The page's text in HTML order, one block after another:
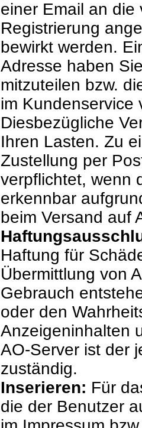
einer Email an
Registrierung
bewirkt werden.
Adresse haben
mitzuteilen bzw.
im Kundenservice
Diesbezügliche
Ihren Lasten. Zu
Zustellung per
verpflichtet, wenn
erkennbar
beim Versand auf
Haftung für
Übermittlung von
Gebrauch
oder den
Anzeigeninhalten
AO-Server ist der
zuständig.
Inserieren: Für
die der Benutzer